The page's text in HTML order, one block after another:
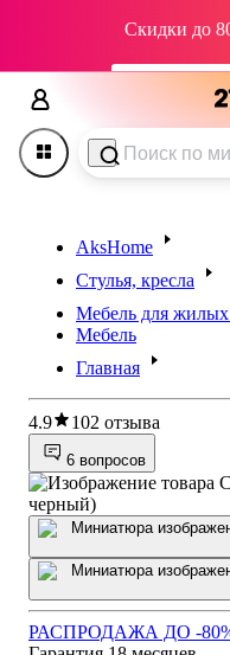
Скидки до
промокод
AksHome
Стулья, кресла
Мебель для
Мебель
Главная
4.9 102 отзыва
6 вопросов
РАСПРОДАЖА ДО -